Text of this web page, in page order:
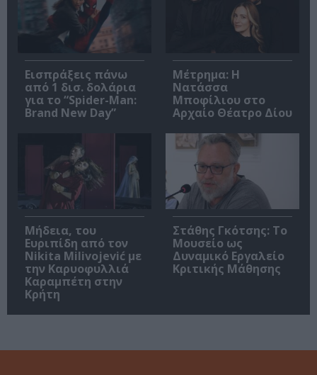
Εισπράξεις πάνω
από 1 δισ. δολάρια
για το “Spider-Man:
Brand New Day”
Μέτρημα: Η
Νατάσσα
Μποφίλιου στο
Αρχαίο Θέατρο Δίου
Μήδεια, του
Ευριπίδη από τον
Nikita Milivojević με
την Καρυοφυλλιά
Καραμπέτη στην
Κρήτη
Στάθης Γκότσης: Το
Μουσείο ως
Δυναμικό Εργαλείο
Κριτικής Μάθησης